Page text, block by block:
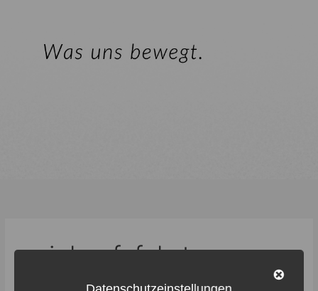
einkaufsfahrten